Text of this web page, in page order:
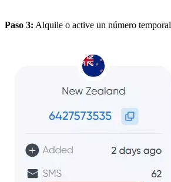
Paso 3: Alquile o active un número temporal